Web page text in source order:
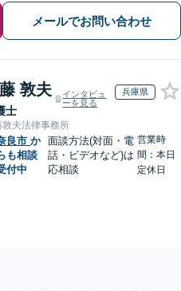
メールでお問い合わせ
敦夫
士
インタビュ
ーを見る
兵庫県
敦夫法律事務所
良市 か
も相談
付中
面談方法(対面・電
話・ビデオなど)は
応相談
営業時
間：本日
定休日